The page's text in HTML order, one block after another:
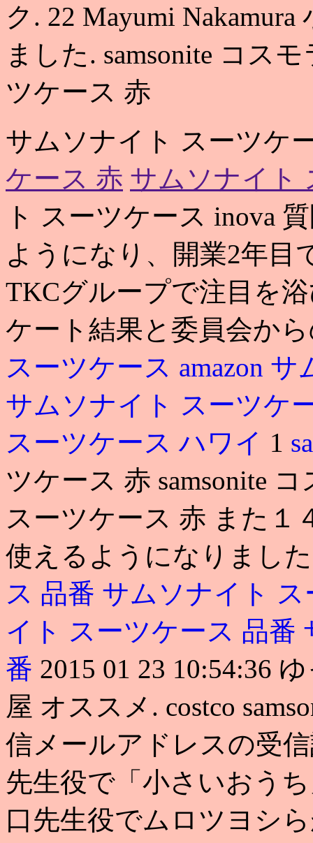
ク. 22 Mayumi
ました. samsonite コス
ツケース 赤
サムソナイト スーツケ
ケース 赤 サムソナイト
ト スーツケース inova
ようになり、開業2年目
TKCグループで注目を
ケート結果と委員会か
スーツケース amazon サ
サムソナイト スーツケ
スーツケース ハワイ 1
ツケース 赤 samsonite
スーツケース 赤 また１
使えるようになりまし
ス 品番 サムソナイト
イト スーツケース 品番
番 2015 01 23 10:54:36
屋 オススメ. costco
信メールアドレスの受
先生役で「小さいおう
口先生役でムロツヨシ